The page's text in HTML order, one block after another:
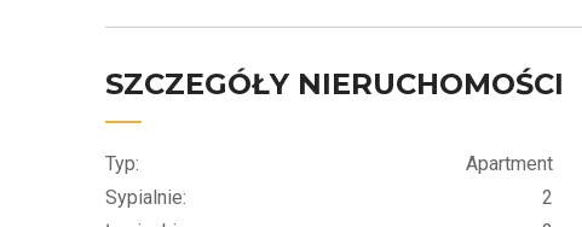
SZCZEGÓŁY NIERUCHOMOŚCI
Typ:
Apartment
Sypialnie:
2